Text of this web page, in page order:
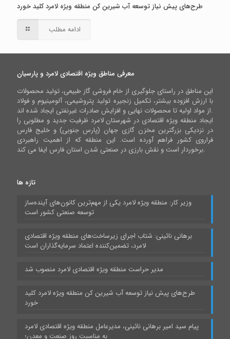
طرح‌های پیش نیاز توسعه آب شیرین کن منطقه ویژه لامرد کلید خورد
ادامه مطلب
معرفی مناطق ویژه اقتصادی لامرد و پارسیان
این مناطق در راستای جلوگیری از خام فروشی گاز طبیعی، تولید محصولات
با ارزش افزوده بیشتر، تکمیل زنجیره تولید پتروشیمی، آلومینیوم و فولاد
از مواد اولیه تا محصولات نهایی و افزایش صادرات غیرنفتی ایجاد شده اند.
ایجاد منطقه ویژه اقتصادی در شهرستان لامرد ظرفیت جدید و مطلوبی را
در نزدیکی بزرگترین مخزن گازی جهان (پارس جنوبی) و خلیج فارس
فراروی کشور فراهم آورده است. این منطقه که از اهمیت راهبردی
برخوردار است و نقش بارزی در صنعتی شدن استان فارس ایفا می کند.
تازه ها
وزیر کار: منطقه ویژه لامرد یکی از مهم‌ترین کانون‌های آینده‌ساز
توسعه صنعتی کشور است
برهانی نائینی: شتاب اجرای زیرساخت‌های منطقه ویژه اقتصادی
لامرد، تضمین‌کننده اعتماد سرمایه‌گذاران است
مدیر حراست منطقه ویژه اقتصادی لامرد منصوب شد
طرح‌های پیش نیاز توسعه آب شیرین کن منطقه ویژه لامرد کلید
خورد
پیام سید امیر برهانی نائینی، مدیرعامل منطقه ویژه اقتصادی لامرد
به مناسبت روز صنعت و معدن؛